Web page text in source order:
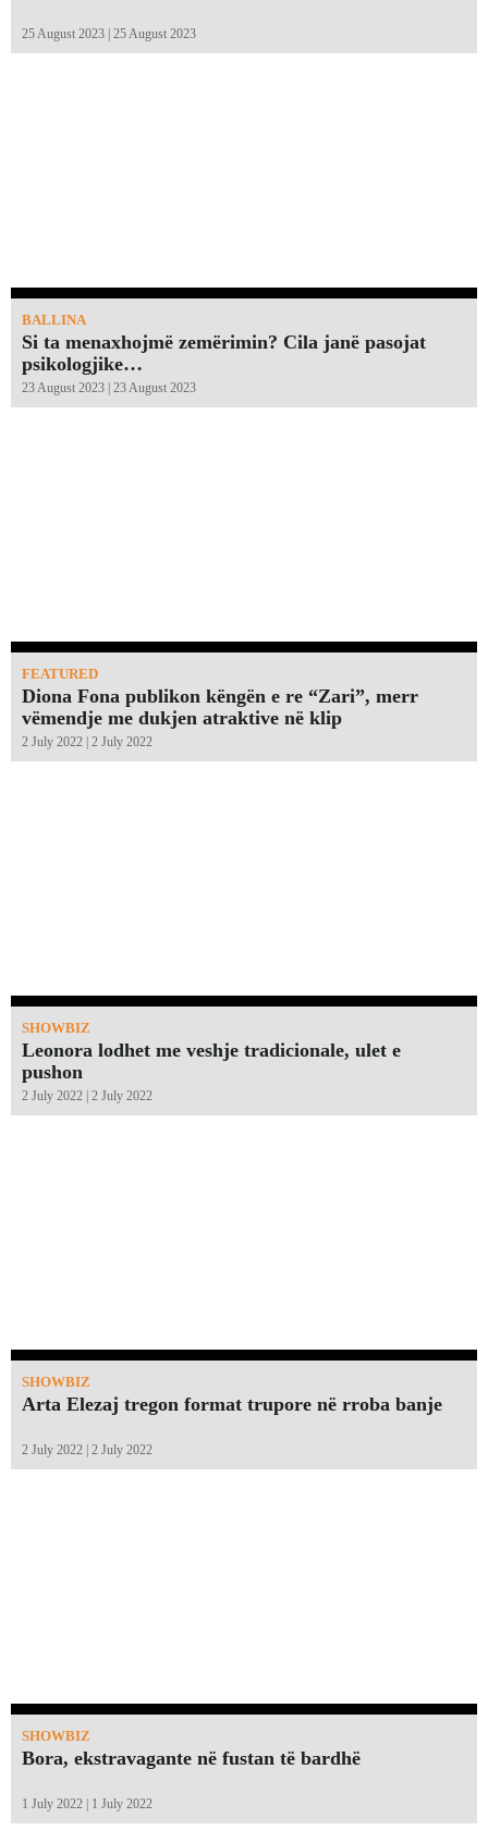
25 August 2023 | 25 August 2023
BALLINA
Si ta menaxhojmë zemërimin? Cila janë pasojat
psikologjike…
23 August 2023 | 23 August 2023
FEATURED
Diona Fona publikon këngën e re “Zari”, merr
vëmendje me dukjen atraktive në klip
2 July 2022 | 2 July 2022
SHOWBIZ
Leonora lodhet me veshje tradicionale, ulet e
pushon
2 July 2022 | 2 July 2022
SHOWBIZ
Arta Elezaj tregon format trupore në rroba banje
2 July 2022 | 2 July 2022
SHOWBIZ
Bora, ekstravagante në fustan të bardhë
1 July 2022 | 1 July 2022